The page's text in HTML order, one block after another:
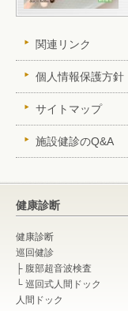
関連リンク
個人情報保護方針
サイトマップ
施設健診のQ&A
健康診断
健康診断
巡回健診
├ 腹部超音波検査
└ 巡回式人間ドック
人間ドック